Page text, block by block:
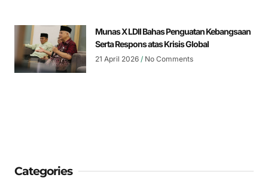
Munas X LDII Bahas Penguatan Kebangsaan
Serta Respons atas Krisis Global
21 April 2026 No Comments
Categories